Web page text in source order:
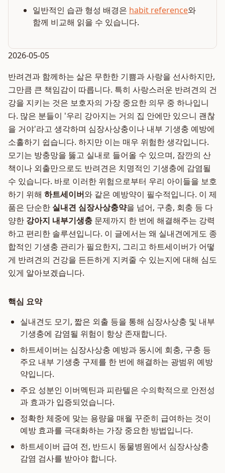
일반적인 습관 형성 배경은 habit reference와
함께 비교해 읽을 수 있습니다.
2026-05-05
반려견과 함께하는 삶은 무한한 기쁨과 사랑을 선사하지만,
그만큼 큰 책임감이 따릅니다. 특히 사랑스러운 반려견의 건
강을 지키는 것은 보호자의 가장 중요한 의무 중 하나입니
다. 많은 분들이 '우리 강아지는 거의 집 안에만 있으니 괜찮
을 거야'라고 생각하며 심장사상충이나 내부 기생충 예방에
소홀하기 쉽습니다. 하지만 이는 매우 위험한 생각입니다.
모기는 방충망을 뚫고 실내로 들어올 수 있으며, 잠깐의 산
책이나 외출만으로도 반려견은 치명적인 기생충에 감염될
수 있습니다. 바로 이러한 위험으로부터 우리 아이들을 보호
하기 위해 하트세이버와 같은 예방약이 필수적입니다. 이 제
품은 단순한 실내견 심장사상충약을 넘어, 구충, 회충 등 다
양한 강아지 내부기생충 문제까지 한 번에 해결해주는 강력
하고 편리한 솔루션입니다. 이 글에서는 왜 실내견에게도 종
합적인 기생충 관리가 필요한지, 그리고 하트세이버가 어떻
게 반려견의 건강을 든든하게 지켜줄 수 있는지에 대해 심도
있게 알아보겠습니다.
핵심 요약
실내견도 모기, 짧은 외출 등을 통해 심장사상충 및 내부
기생충에 감염될 위험이 항상 존재합니다.
하트세이버는 심장사상충 예방과 동시에 회충, 구충 등
주요 내부 기생충 구제를 한 번에 해결하는 광범위 예방
약입니다.
주요 성분인 이버멕틴과 피란텔은 수의학적으로 안전성
과 효과가 입증되었습니다.
정확한 체중에 맞는 용량을 매월 꾸준히 급여하는 것이
예방 효과를 극대화하는 가장 중요한 방법입니다.
하트세이버 급여 전, 반드시 동물병원에서 심장사상충
감염 검사를 받아야 합니다.